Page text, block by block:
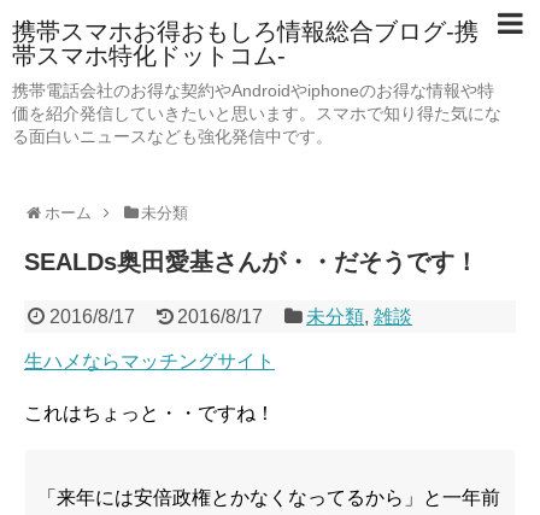
携帯スマホお得おもしろ情報総合ブログ-携
帯スマホ特化ドットコム-
携帯電話会社のお得な契約やAndroidやiphoneのお得な情報や特
価を紹介発信していきたいと思います。スマホで知り得た気にな
る面白いニュースなども強化発信中です。
ホーム 未分類
SEALDs奥田愛基さんが・・だそうです！
2016/8/17 2016/8/17 未分類,雑談
生ハメならマッチングサイト
これはちょっと・・ですね！
「来年には安倍政権とかなくなってるから」と一年前